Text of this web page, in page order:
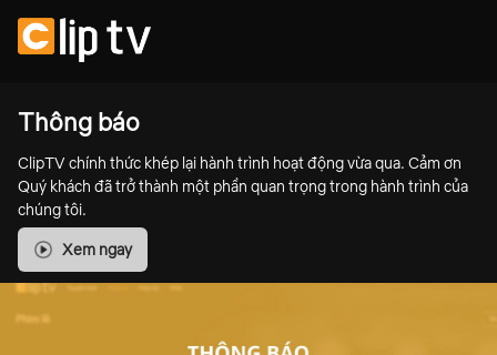
Thông báo
ClipTV chính thức khép lại hành trình hoạt động vừa qua. Cảm ơn
Quý khách đã trở thành một phần quan trọng trong hành trình của
chúng tôi.
Xem ngay